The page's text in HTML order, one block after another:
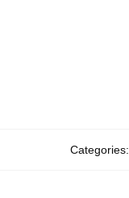
Categories: